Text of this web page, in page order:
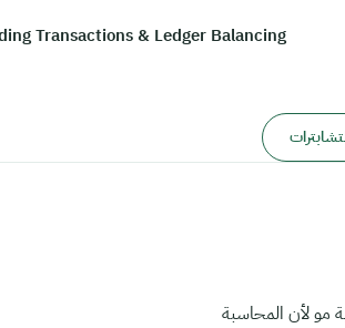
Transactions & Ledger Balancing
مو لأن المحاسبة